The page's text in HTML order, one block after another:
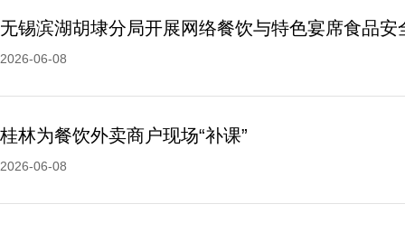
无锡滨湖胡埭分局开展网络餐饮与特色宴席食品安
2026-06-08
桂林为餐饮外卖商户现场“补课”
2026-06-08